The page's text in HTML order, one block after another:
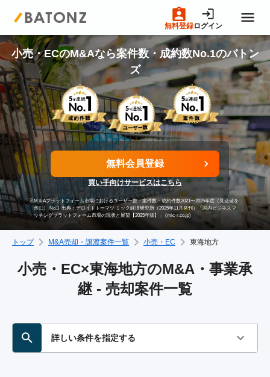
無料登録ログイン
トップページ
M&A案件一覧
売りたい方へ
買いたい方へ
成約事例
M&A専門家の方へ
小売・ECのM&Aなら案件数・成約数No.1のバトン
ズ
無料会員登録
買い手向けサービスはこちら
※M＆Aプラットフォーム市場におけるユーザー数・案件数・成約件数2021〜2025年度（見込値を
含む） No.1出典：デロイトトーマツ ミック経済研究所（2025年11月発刊）「国内ビジネスマ
ッチングプラットフォーム市場の現状と展望【2025年版】」 (mic-r.co.jp)
トップ M&A売却・譲渡案件一覧 小売・EC 東海地方
小売・EC×東海地方のM&A・事業承
継 - 売却案件一覧
詳しい条件を指定する